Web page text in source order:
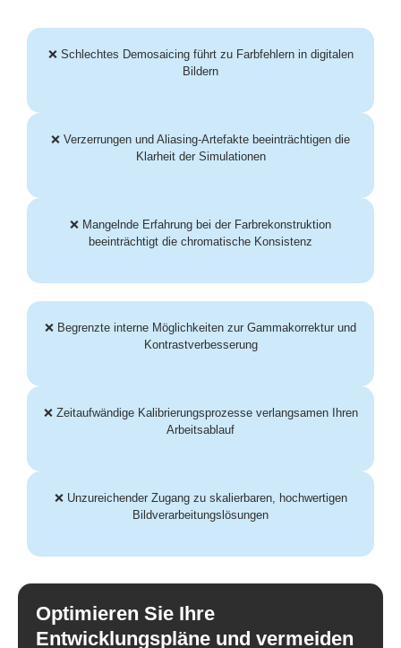
❌ Schlechtes Demosaicing führt zu Farbfehlern in digitalen
Bildern
❌ Verzerrungen und Aliasing-Artefakte beeinträchtigen die
Klarheit der Simulationen
❌ Mangelnde Erfahrung bei der Farbrekonstruktion
beeinträchtigt die chromatische Konsistenz
❌ Begrenzte interne Möglichkeiten zur Gammakorrektur und
Kontrastverbesserung
❌ Zeitaufwändige Kalibrierungsprozesse verlangsamen Ihren
Arbeitsablauf
❌ Unzureichender Zugang zu skalierbaren, hochwertigen
Bildverarbeitungslösungen
Optimieren Sie Ihre
Entwicklungspläne und vermeiden